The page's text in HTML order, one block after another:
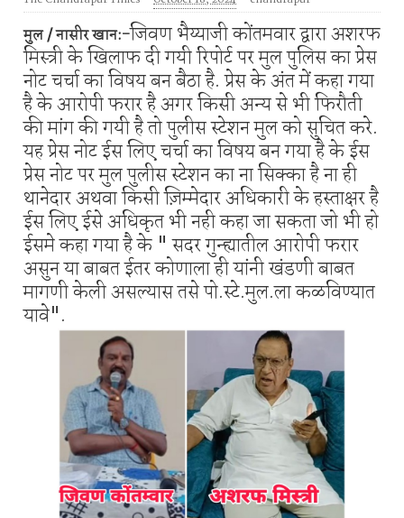
मुल / नासीर खान:-जिवण भैय्याजी कोंतमवार द्वारा अशरफ
मिस्त्री के खिलाफ दी गयी रिपोर्ट पर मुल पुलिस का प्रेस
नोट चर्चा का विषय बन बैठा है. प्रेस के अंत में कहा गया
है के आरोपी फरार है अगर किसी अन्य से भी फिरौती
की मांग की गयी है तो पुलीस स्टेशन मुल को सुचित करे.
यह प्रेस नोट ईस लिए चर्चा का विषय बन गया है के ईस
प्रेस नोट पर मुल पुलीस स्टेशन का ना सिक्का है ना ही
थानेदार अथवा किसी ज़िम्मेदार अधिकारी के हस्ताक्षर है
ईस लिए ईसे अधिकृत भी नही कहा जा सकता जो भी हो
ईसमे कहा गया है के " सदर गुन्ह्यातील आरोपी फरार
असुन या बाबत ईतर कोणाला ही यांनी खंडणी बाबत
मागणी केली असल्यास तसे पो.स्टे.मुल.ला कळविण्यात
यावे".